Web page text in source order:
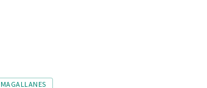
MAGALLANES